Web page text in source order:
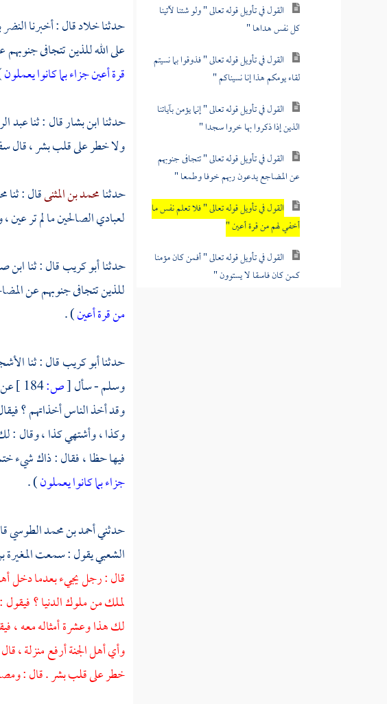
القول في تأويل قوله تعالى " ولو شئنا لآتينا
كل نفس هداها "
القول في تأويل قوله تعالى " فذوقوا بما نسيتم
لقاء يومكم هذا إنا نسيناكم "
القول في تأويل قوله تعالى " إنما يؤمن بآياتنا
الذين إذا ذكروا بها خروا سجدا "
القول في تأويل قوله تعالى " تتجافى جنوبهم
عن المضاجع يدعون ربهم خوفا وطمعا "
القول في تأويل قوله تعالى " فلا تعلم نفس ما
أخفي لهم من قرة أعين "
القول في تأويل قوله تعالى " أفمن كان مؤمنا
كمن كان فاسقا لا يستوون "
حدثناخلادقال : أخبرنا
على الله للذين تتجافى
قرة أعين جزاء بما كانوا يعملون
حدثناابن بشارقال : ثناعبد
ولا خطر على قلب بشر ، قال
حدثنامحمد بن المثنىقال : ثنا
لعبادي الصالحين ما لم تر
حدثناأبو كريبقال : ثناابن
للذين تتجافى جنوبهم عن
من قرة أعين) .
حدثناأبو كريبقال : ثنا
وسلم -سأل[ص:184 ]
وقد أخذ الناس أخذاتهم ؟
وكذا ، وأشتهي كذا ، وقال :
فيها حظا ، فقال : ذاك شيء
جزاء بما كانوا يعملون) .
حدثنيأحمد بن محمد الطوسي
الشعبييقول : سمعت
قال : رجل يجيء بعدما دخل
لملك من ملوك الدنيا ؟
لك هذا وعشرة أمثاله معه
وأي أهل الجنة أرفع منزلة
خطر على قلب بشر . قال :